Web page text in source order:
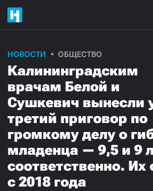
НОВОСТИ ОБЩЕСТВО
Калининградским
врачам Белой и
Сушкевич вынесли
третий приговор по
громкому делу о
младенца — 9,5 и 9
соответственно. Их
с 2018 года